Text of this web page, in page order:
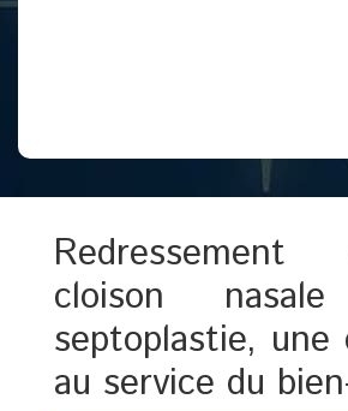
cloison
septoplastie, une
au service du